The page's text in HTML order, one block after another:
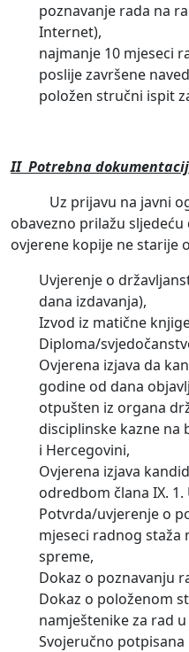
poznavanje rada na
Internet),
najmanje 10 mjeseci
poslije završene
položen stručni ispit
II Potrebna
Uz prijavu na javni
obavezno prilažu
ovjerene kopije ne starije
Uvjerenje о
dana izdavanja),
Izvod iz matične
Diploma/
Ovjerena izjava da
godine od dana
otpušten iz organa
disciplinske kazne na
i Hercegovini,
Ovjerena izjava
odredbom člana IX.
Potvrda/uvjerenje о
mjeseci radnog staža
spreme,
Dokaz о poznavanju
Dokaz о položenom
namještenike za rad
Svojeručno potpisana